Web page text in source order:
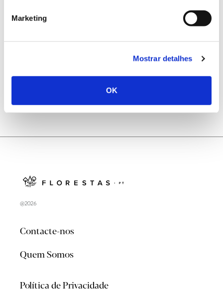
Marketing
Mostrar detalhes
OK
25.06.2026
Natureza e florestas procuram jovens voluntários
@2026
Contacte-nos
Quem Somos
Política de Privacidade